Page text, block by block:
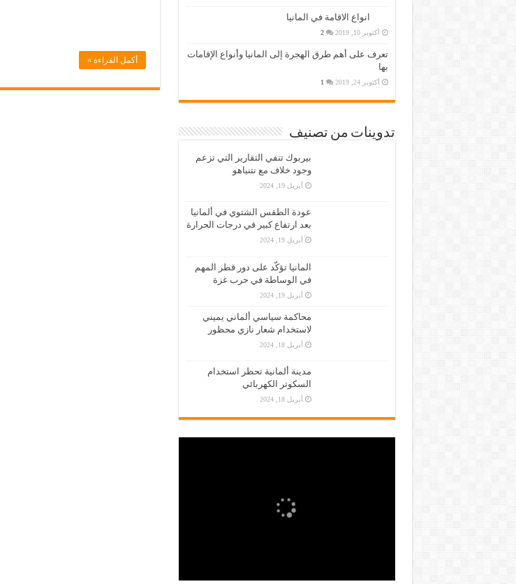
أكمل القراءة »
انواع الاقامة في المانيا
أكتوبر 10, 2019 2
تعرف على أهم طرق الهجرة إلى المانيا وأنواع الإقامات
بها
أكتوبر 24, 2019 1
تدوينات من تصنيف
بيربوك تنفي التقارير التي تزعم
وجود خلاف مع نتنياهو
أبريل 19, 2024
عودة الطقس الشتوي في ألمانيا
بعد ارتفاع كبير في درجات الحرارة
أبريل 19, 2024
المانيا تؤكّد على دور قطر المهم
في الوساطة في حرب غزة
أبريل 19, 2024
محاكمة سياسي ألماني يميني
لاستخدام شعار نازي محظور
أبريل 18, 2024
مدينة ألمانية تحظر استخدام
السكوتر الكهربائي
أبريل 18, 2024